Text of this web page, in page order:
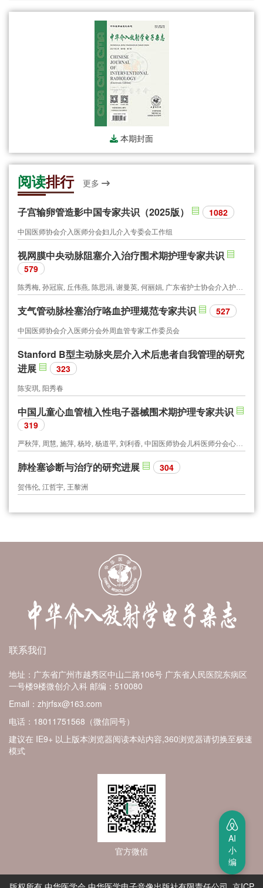
本期封面
阅读排行 更多
子宫输卵管造影中国专家共识（2025版） 1082
中国医师协会介入医师分会妇儿介入专委会工作组
视网膜中央动脉阻塞介入治疗围术期护理专家共识
579
陈秀梅, 孙冠宸, 丘伟燕, 陈思涓, 谢曼英, 何丽娟, 广东省护士协会介入护士分会, 广东省医师协会介入医师分会
支气管动脉栓塞治疗咯血护理规范专家共识 527
中国医师协会介入医师分会外周血管专家工作委员会
Stanford B型主动脉夹层介入术后患者自我管理的研究
进展
323
陈安琪, 阳秀春
中国儿童心血管植入性电子器械围术期护理专家共识
319
严秋萍, 周慧, 施萍, 杨玲, 杨道平, 刘利香, 中国医师协会儿科医师分会心血管专委会护理学组
肺栓塞诊断与治疗的研究进展 304
贺伟伦, 江哲宇, 王黎洲
联系我们
地址：广东省广州市越秀区中山二路106号 广东省人民医院东病区
一号楼9楼微创介入科 邮编：510080
Email：zhjrfsx@163.com
电话：18011751568（微信同号）
建议在 IE9+ 以上版本浏览器阅读本站内容,360浏览器请切换至极速
模式
官方微信
AI
小
编